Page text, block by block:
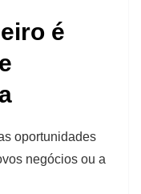
é
oportunidades
negócios ou a